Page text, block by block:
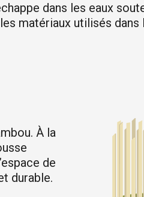
dans les eaux
matériaux utilisés
À la
de
durable.